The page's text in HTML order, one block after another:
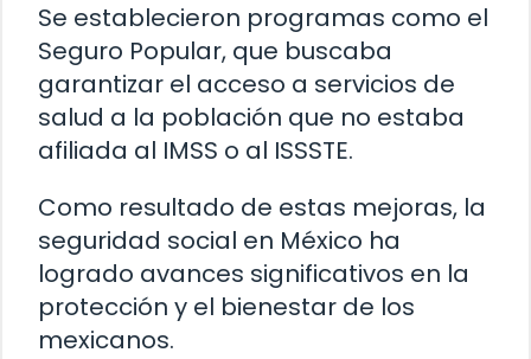
Se establecieron programas como el
Seguro Popular, que buscaba
garantizar el acceso a servicios de
salud a la población que no estaba
afiliada al IMSS o al ISSSTE.
Como resultado de estas mejoras, la
seguridad social en México ha
logrado avances significativos en la
protección y el bienestar de los
mexicanos.